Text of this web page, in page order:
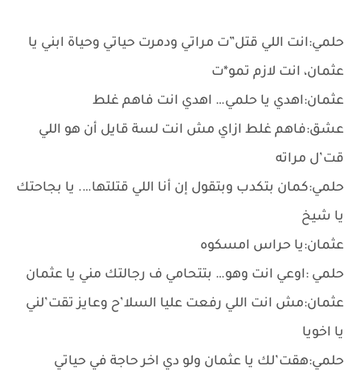
حلمي:انت اللي قتل”ت مراتي ودمرت حياتي وحياة ابني يا
عثمان، انت لازم تمو*ت
عثمان:اهدي يا حلمي… اهدي انت فاهم غلط
عشق:فاهم غلط ازاي مش انت لسة قايل أن هو اللي
قت’ل مراته
حلمي:كمان بتكدب وبتقول إن أنا اللي قتلتها…. يا بجاحتك
يا شيخ
عثمان:يا حراس امسكوه
حلمي :اوعي انت وهو… بتتحامي ف رجالتك مني يا عثمان
عثمان:مش انت اللي رفعت عليا السلا’ح وعايز تقت’لني
يا اخويا
حلمي:هقت’لك يا عثمان ولو دي اخر حاجة في حياتي